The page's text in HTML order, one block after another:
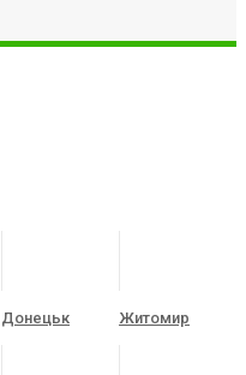
Донецьк Житомир